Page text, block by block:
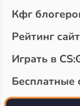
Кфг
Рейтинг
Играть в
Бесплатные